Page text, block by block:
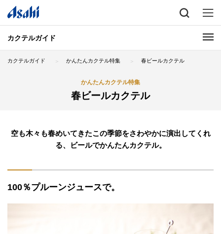
カクテルガイド
カクテルガイド かんたんカクテル特集 春ビールカクテル
かんたんカクテル特集
春ビールカクテル
空も木々も春めいてきたこの季節をさわやかに演出してくれ
る、ビールでかんたんカクテル。
100％プルーンジュースで。